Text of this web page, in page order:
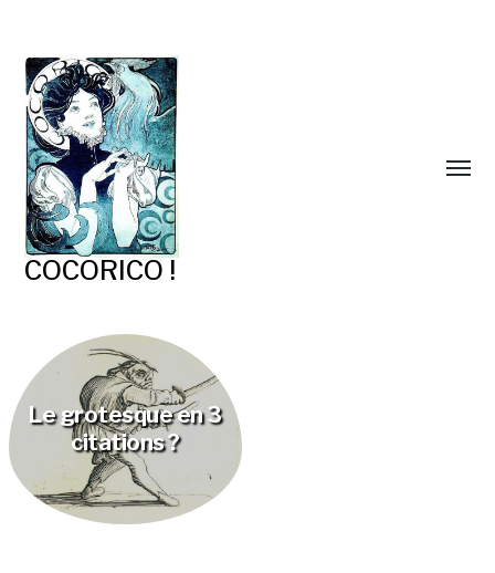
COCORICO !
Le grotesque en 3
citations ?